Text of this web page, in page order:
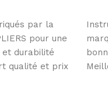
par la
pour une
et durabilité
qualité et prix